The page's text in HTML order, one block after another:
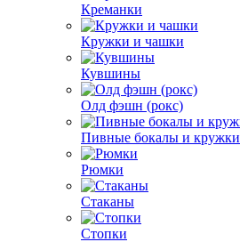
Креманки
Кружки и чашки
Кувшины
Олд фэшн (рокс)
Пивные бокалы и кружки
Рюмки
Стаканы
Стопки